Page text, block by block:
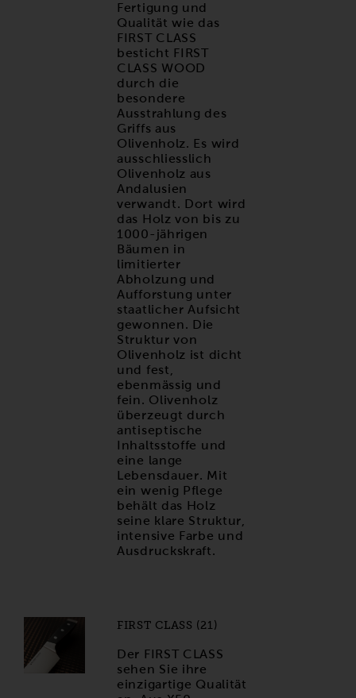
Fertigung und
Qualität wie das
FIRST CLASS
besticht FIRST
CLASS WOOD
durch die
besondere
Ausstrahlung des
Griffs aus
Olivenholz. Es wird
ausschliesslich
Olivenholz aus
Andalusien
verwandt. Dort wird
das Holz von bis zu
1000-jährigen
Bäumen in
limitierter
Abholzung und
Aufforstung unter
staatlicher Aufsicht
gewonnen. Die
Struktur von
Olivenholz ist dicht
und fest,
ebenmässig und
fein. Olivenholz
überzeugt durch
antiseptische
Inhaltsstoffe und
eine lange
Lebensdauer. Mit
ein wenig Pflege
behält das Holz
seine klare Struktur,
intensive Farbe und
Ausdruckskraft.
FIRST CLASS (21)
Der FIRST CLASS
sehen Sie ihre
einzigartige Qualität